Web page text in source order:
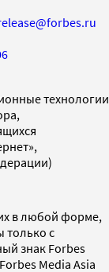
технологии
в любой форме,
только с
знак Forbes
Media Asia